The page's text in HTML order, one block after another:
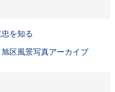
を知る
区風景写真アーカイブ